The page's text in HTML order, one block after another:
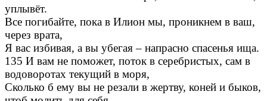
уплывёт.
Все погибайте, пока в Илион мы, проникнем в ваш,
через врата,
Я вас избивая, а вы убегая – напрасно спасенья ища.
135 И вам не поможет, поток в серебристых, сам в
водоворотах текущий в моря,
Сколько б ему вы не резали в жертву, коней и быков,